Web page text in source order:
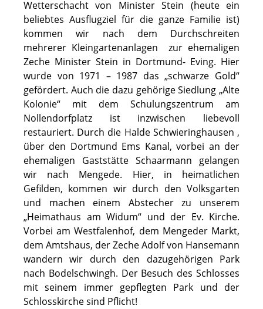
Wetterschacht von Minister Stein (heute ein
beliebtes Ausflugziel für die ganze Familie ist)
kommen wir nach dem Durchschreiten
mehrerer Kleingartenanlagen zur ehemaligen
Zeche Minister Stein in Dortmund- Eving. Hier
wurde von 1971 – 1987 das „schwarze Gold“
gefördert. Auch die dazu gehörige Siedlung „Alte
Kolonie“ mit dem Schulungszentrum am
Nollendorfplatz ist inzwischen liebevoll
restauriert. Durch die Halde Schwieringhausen ,
über den Dortmund Ems Kanal, vorbei an der
ehemaligen Gaststätte Schaarmann gelangen
wir nach Mengede. Hier, in heimatlichen
Gefilden, kommen wir durch den Volksgarten
und machen einem Abstecher zu unserem
„Heimathaus am Widum“ und der Ev. Kirche.
Vorbei am Westfalenhof, dem Mengeder Markt,
dem Amtshaus, der Zeche Adolf von Hansemann
wandern wir durch den dazugehörigen Park
nach Bodelschwingh. Der Besuch des Schlosses
mit seinem immer gepflegten Park und der
Schlosskirche sind Pflicht!